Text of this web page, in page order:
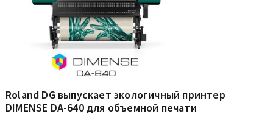
Roland DG выпускает экологичный принтер
DIMENSE DA-640 для объемной печати